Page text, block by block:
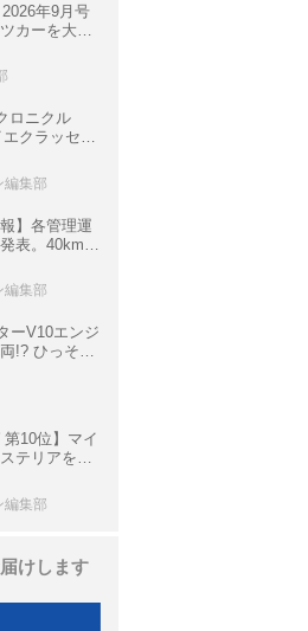
2026年9月号
カーを大特
ロニクル
クラッセか
編集部
】各管理運
表。40km以
編集部
ーV10エンジ
!? ひっそり
は
第10位】マイ
テリアを刷
編集部
けします